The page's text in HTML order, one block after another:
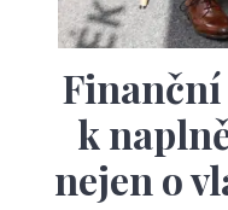
k
nejen o